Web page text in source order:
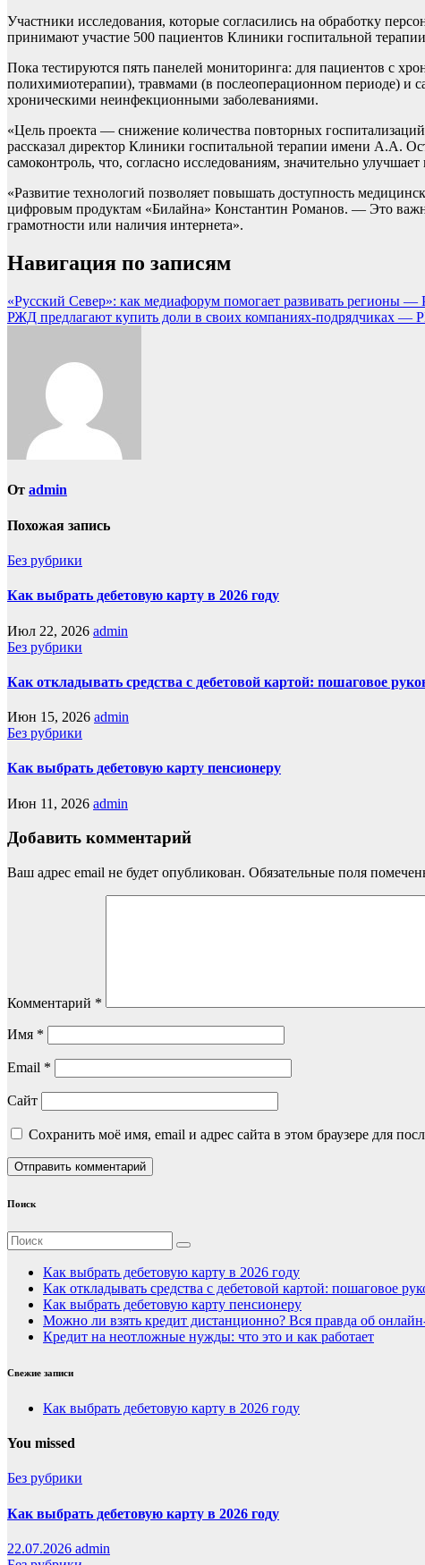
Участники исследования, которые согласились на обработку
принимают участие 500 пациентов Клиники госпитальной
Пока тестируются пять панелей мониторинга: для пациентов с
полихимиотерапии), травмами (в послеоперационном периоде) и
хроническими неинфекционными заболеваниями.
«Цель проекта — снижение количества повторных
рассказал директор Клиники госпитальной терапии имени А.А.
самоконтроль, что, согласно исследованиям, значительно улучшает
«Развитие технологий позволяет повышать доступность
цифровым продуктам «Билайна» Константин Романов. — Это
грамотности или наличия интернета».
Навигация по записям
«Русский Север»: как медиафорум помогает развивать регионы
РЖД предлагают купить доли в своих компаниях-подрядчиках —
От admin
Похожая запись
Без рубрики
Как выбрать дебетовую карту в 2026 году
Июл 22, 2026 admin
Без рубрики
Как откладывать средства с дебетовой картой: пошаговое
Июн 15, 2026 admin
Без рубрики
Как выбрать дебетовую карту пенсионеру
Июн 11, 2026 admin
Добавить комментарий
Ваш адрес email не будет опубликован. Обязательные поля
Комментарий *
Имя *
Email *
Сайт
Сохранить моё имя, email и адрес сайта в этом браузере для
Поиск
Как выбрать дебетовую карту в 2026 году
Как откладывать средства с дебетовой картой: пошаговое
Как выбрать дебетовую карту пенсионеру
Можно ли взять кредит дистанционно? Вся правда об
Кредит на неотложные нужды: что это и как работает
Свежие записи
Как выбрать дебетовую карту в 2026 году
You missed
Без рубрики
Как выбрать дебетовую карту в 2026 году
22.07.2026 admin